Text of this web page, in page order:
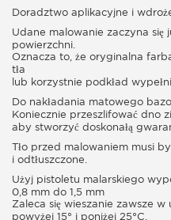
Doradztwo aplikacyjne i
Udane malowanie zaczyna
powierzchni.
Oznacza to, że oryginalna
tła
lub korzystnie podkład
Do nakładania matowego
Koniecznie przeszlifować dno
aby stworzyć doskonałą
Tło przed malowaniem musi
i odtłuszczone.
Użyj pistoletu malarskiego
0,8 mm do 1,5 mm
Zaleca się wieszanie zawsze
powyżej 15° i poniżej 25°C.